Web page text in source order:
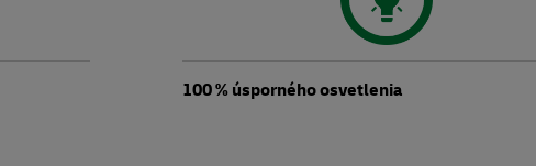
100 % úsporného osvetlenia